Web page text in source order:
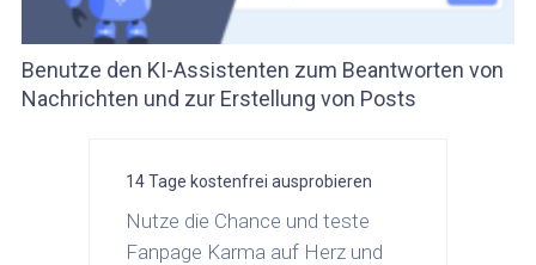
Benutze den KI-Assistenten zum Beantworten von
Nachrichten und zur Erstellung von Posts
14 Tage kostenfrei ausprobieren
Nutze die Chance und teste
Fanpage Karma auf Herz und